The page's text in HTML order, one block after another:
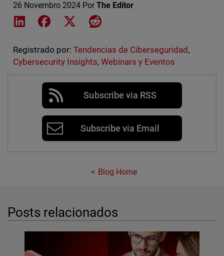
26 Novembro 2024 Por The Editor
Share on LinkedIn
Share on Facebook
Share on XShare on Reddit
Registrado por: Tendencias de Ciberseguridad ,
Cybersecurity Insights, Webinars y Eventos
Subscribe via RSS
Subscribe via Email
Blog Home
Posts relacionados